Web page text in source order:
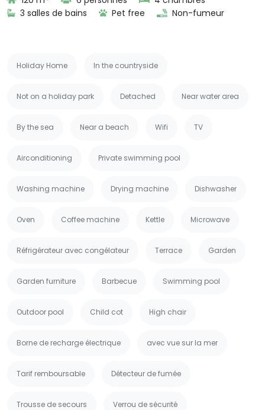
3 salles de bains
Pet free Non-fumeur
Holiday Home In the countryside
Not on a holiday park Detached Near water area
By the sea Near a beach Wifi TV
Airconditioning Private swimming pool
Washing machine Drying machine Dishwasher
Oven Coffee machine Kettle Microwave
Réfrigérateur avec congélateur Terrace Garden
Garden furniture Barbecue Swimming pool
Outdoor pool Child cot High chair
Borne de recharge électrique avec vue sur la mer
Tarif remboursable Détecteur de fumée
Trousse de secours Verrou de sécurité